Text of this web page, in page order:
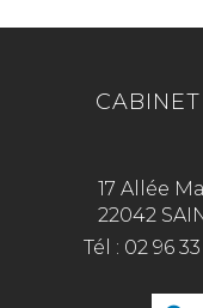
17 Allée
22042
Tél : 02 96